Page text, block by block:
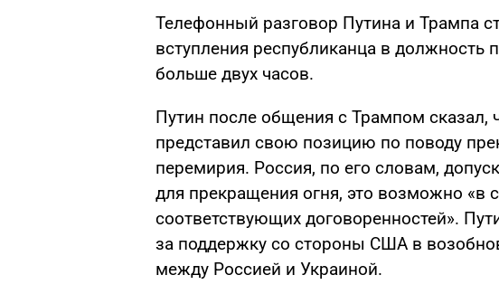
Телефонный разговор Путина и Трампа
вступления республиканца в должность
больше двух часов.
Путин после общения с Трампом сказал,
представил свою позицию по поводу
перемирия. Россия, по его словам,
для прекращения огня, это возможно «в
соответствующих договоренностей».
за поддержку со стороны США в
между Россией и Украиной.